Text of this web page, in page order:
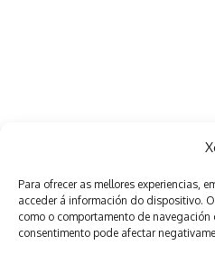
Para ofrecer as mellores experiencias,
acceder á información do dispositivo.
como o comportamento de
consentimento pode afectar